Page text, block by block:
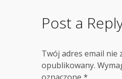
Post a
Twój adres email nie
opublikowany.